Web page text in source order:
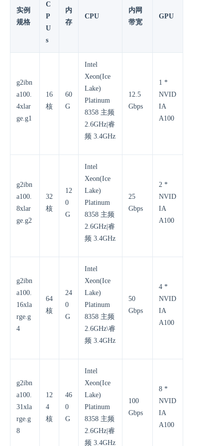
实例
规格
C
P
U
s
内
存
CPU
内网
带宽
GPU
g2ibn
a100.
4xlar
ge.g1
16
核
60
G
Intel
Xeon(Ice
Lake)
Platinum
8358 主频
2.6GHz|睿
频 3.4GHz
12.5
Gbps
1 *
NVID
IA
A100
g2ibn
a100.
8xlar
ge.g2
32
核
12
0
G
Intel
Xeon(Ice
Lake)
Platinum
8358 主频
2.6GHz|睿
频 3.4GHz
25
Gbps
2 *
NVID
IA
A100
g2ibn
a100.
16xla
rge.g
4
64
核
24
0
G
Intel
Xeon(Ice
Lake)
Platinum
8358 主频
2.6GHz\睿
频 3.4GHz
50
Gbps
4 *
NVID
IA
A100
g2ibn
a100.
31xla
rge.g
8
12
4
核
46
0
G
Intel
Xeon(Ice
Lake)
Platinum
8358 主频
2.6GHz|睿
频 3.4GHz
100
Gbps
8 *
NVID
IA
A100